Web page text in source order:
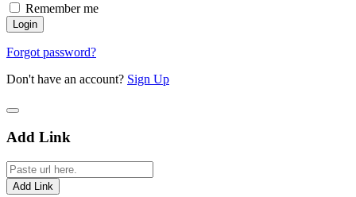
Remember me
Forgot password?
Don't have an account? Sign Up
Add Link
Add Link